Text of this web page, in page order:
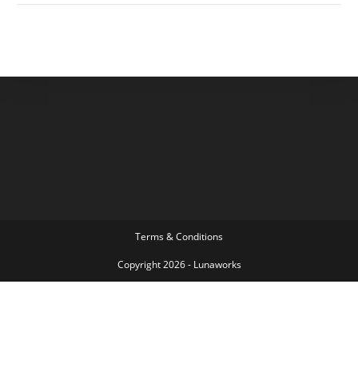
Terms & Conditions
Copyright 2026 - Lunaworks